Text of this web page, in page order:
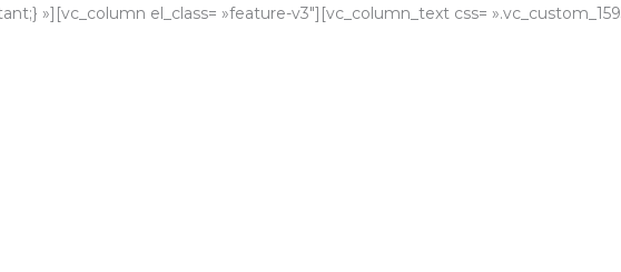
»][vc_column el_class= »feature-v3″][vc_column_text css=